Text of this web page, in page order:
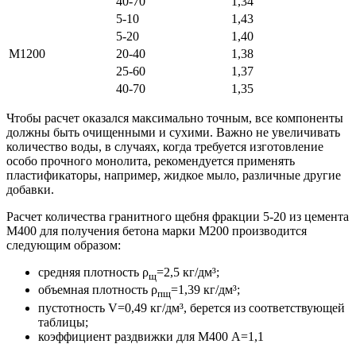
М1200
5-10
1,43
5-20
1,40
20-40
1,38
25-60
1,37
40-70
1,35
Чтобы расчет оказался максимально точным, все компоненты
должны быть очищенными и сухими. Важно не увеличивать
количество воды, в случаях, когда требуется изготовление
особо прочного монолита, рекомендуется применять
пластификаторы, например, жидкое мыло, различные другие
добавки.
Расчет количества гранитного щебня фракции 5-20 из цемента
М400 для получения бетона марки М200 производится
следующим образом:
средняя плотность ρщ=2,5 кг/дм³;
объемная плотность ρпщ=1,39 кг/дм³;
пустотность V=0,49 кг/дм³, берется из соответствующей
таблицы;
коэффициент раздвижки для М400 А=1,1